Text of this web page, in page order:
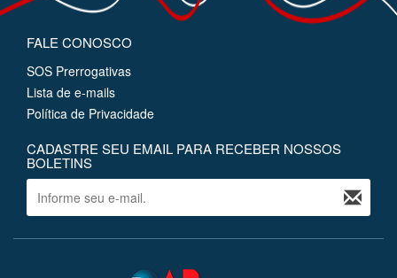
FALE CONOSCO
SOS Prerrogativas
Lista de e-mails
Política de Privacidade
CADASTRE SEU EMAIL PARA RECEBER NOSSOS
BOLETINS